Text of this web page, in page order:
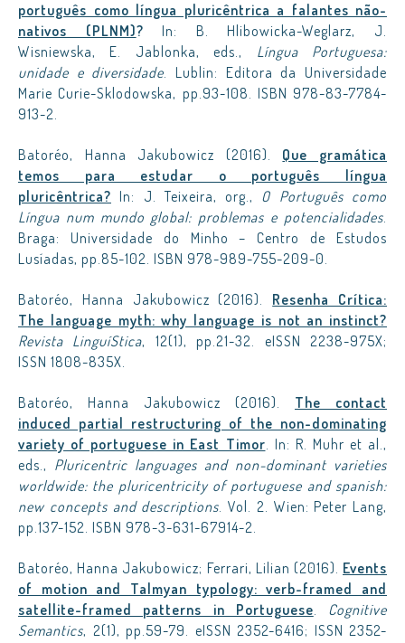
português como língua pluricêntrica a falantes não-
nativos (PLNM)? In: B. Hlibowicka-Weglarz, J.
Wisniewska, E. Jablonka, eds., Língua Portuguesa:
unidade e diversidade. Lublin: Editora da Universidade
Marie Curie-Sklodowska, pp.93-108. ISBN 978-83-7784-
913-2.
Batoréo, Hanna Jakubowicz (2016). Que gramática
temos para estudar o português língua
pluricêntrica? In: J. Teixeira, org., O Português como
Língua num mundo global: problemas e potencialidades.
Braga: Universidade do Minho – Centro de Estudos
Lusíadas, pp.85-102. ISBN 978-989-755-209-0.
Batoréo, Hanna Jakubowicz (2016). Resenha Crítica:
The language myth: why language is not an instinct?
Revista LinguíStica, 12(1), pp.21-32. eISSN 2238-975X;
ISSN 1808-835X.
Batoréo, Hanna Jakubowicz (2016). The contact
induced partial restructuring of the non-dominating
variety of portuguese in East Timor. In: R. Muhr et al.,
eds., Pluricentric languages and non-dominant varieties
worldwide: the pluricentricity of portuguese and spanish:
new concepts and descriptions. Vol. 2. Wien: Peter Lang,
pp.137-152. ISBN 978-3-631-67914-2.
Batoréo, Hanna Jakubowicz; Ferrari, Lilian (2016). Events
of motion and Talmyan typology: verb-framed and
satellite-framed patterns in Portuguese. Cognitive
Semantics, 2(1), pp.59-79. eISSN 2352-6416; ISSN 2352-